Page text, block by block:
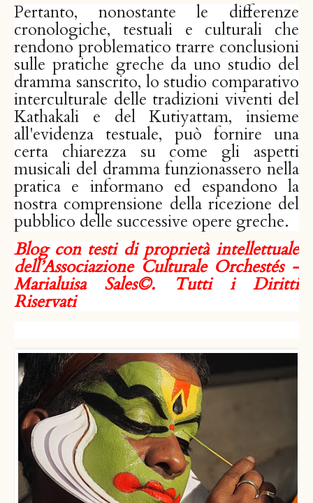
Pertanto, nonostante le differenze
cronologiche, testuali e culturali che
rendono problematico trarre conclusioni
sulle pratiche greche da uno studio del
dramma sanscrito, lo studio comparativo
interculturale delle tradizioni viventi del
Kathakali e del Kutiyattam, insieme
all'evidenza testuale, può fornire una
certa chiarezza su come gli aspetti
musicali del dramma funzionassero nella
pratica e informano ed espandono la
nostra comprensione della ricezione del
pubblico delle successive opere greche.
Blog con testi di proprietà intellettuale
dell’Associazione Culturale Orchestés -
Marialuisa Sales©. Tutti i Diritti
Riservati